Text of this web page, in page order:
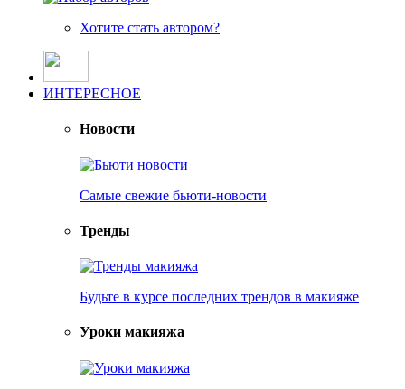
Хотите стать автором?
ИНТЕРЕСНОЕ
Новости
Самые свежие бьюти-новости
Тренды
Будьте в курсе последних трендов в макияже
Уроки макияжа